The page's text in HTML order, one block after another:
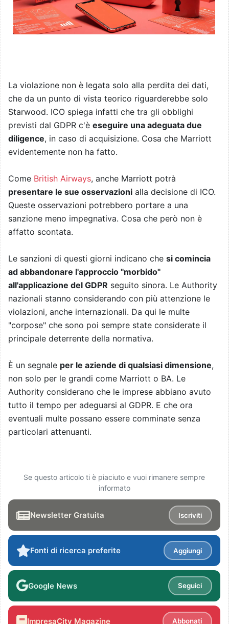
La violazione non è legata solo alla perdita dei dati,
che da un punto di vista teorico riguarderebbe solo
Starwood. ICO spiega infatti che tra gli obblighi
previsti dal GDPR c'è eseguire una adeguata due
diligence, in caso di acquisizione. Cosa che Marriott
evidentemente non ha fatto.
Come British Airways, anche Marriott potrà
presentare le sue osservazioni alla decisione di ICO.
Queste osservazioni potrebbero portare a una
sanzione meno impegnativa. Cosa che però non è
affatto scontata.
Le sanzioni di questi giorni indicano che si comincia
ad abbandonare l'approccio "morbido"
all'applicazione del GDPR seguito sinora. Le Authority
nazionali stanno considerando con più attenzione le
violazioni, anche internazionali. Da qui le multe
"corpose" che sono poi sempre state considerate il
principale deterrente della normativa.
È un segnale per le aziende di qualsiasi dimensione,
non solo per le grandi come Marriott o BA. Le
Authority considerano che le imprese abbiano avuto
tutto il tempo per adeguarsi al GDPR. E che ora
eventuali multe possano essere comminate senza
particolari attenuanti.
Se questo articolo ti è piaciuto e vuoi rimanere sempre
informato
Newsletter Gratuita Iscriviti
Fonti di ricerca preferite Aggiungi
Google News Seguici
ImpresaCity Magazine Abbonati